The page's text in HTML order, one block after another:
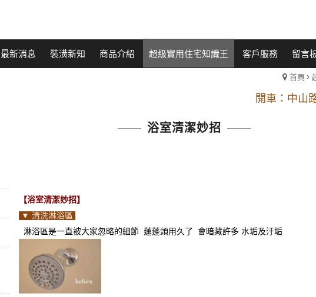
最新消息 裝潢新知 商品介紹 超級實用住宅知識王 客戶服務 留言
首頁
開車：中山
原Line已滿 無法加Line好友 請親
捷運： 中和線【
浴室清潔妙招
【浴室清潔妙招】
▼ 清洗淋浴區
淋浴區是一直被大家忽略的細節 蓮蓬頭用久了 會暗藏許多 水垢及汙垢